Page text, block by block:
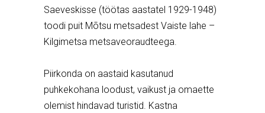
Saeveskisse (töötas aastatel 1929-1948)
toodi puit Mõtsu metsadest Vaiste lahe –
Kilgimetsa metsaveoraudteega.
Piirkonda on aastaid kasutanud
puhkekohana loodust, vaikust ja omaette
olemist hindavad turistid. Kastna